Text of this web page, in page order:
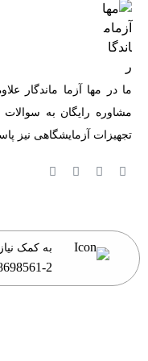
ما در مها آزما ماندگار
مشاوره رایگان به
تجهیزات آزمایشگاهی نیز
به کمک
2